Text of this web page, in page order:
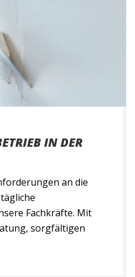
IN DER
an die
Fachkräfte. Mit
sorgfältigen
eine